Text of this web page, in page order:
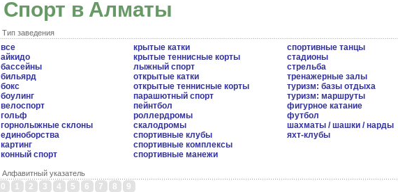
Спорт в Алматы
Тип заведения
все
айкидо
бассейны
бильярд
бокс
боулинг
велоспорт
гольф
горнолыжные склоны
единоборства
картинг
конный спорт
крытые катки
крытые теннисные корты
лыжный спорт
открытые катки
открытые теннисные корты
парашютный спорт
пейнтбол
роллердромы
скалодромы
спортивные клубы
спортивные комплексы
спортивные манежи
спортивные танцы
стадионы
стрельба
тренажерные залы
туризм: базы отдыха
туризм: маршруты
фигурное катание
футбол
шахматы / шашки / нарды
яхт-клубы
Алфавитный указатель
0 1 2 3 4 5 6 7 8
9